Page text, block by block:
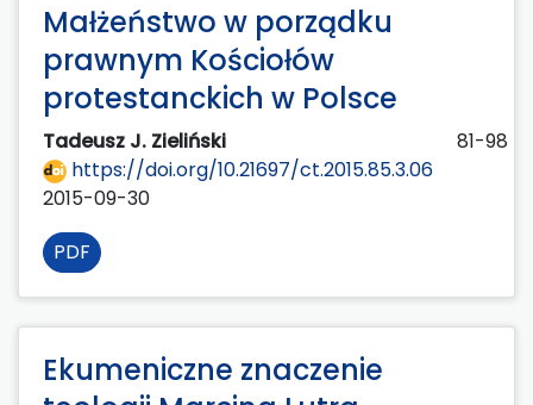
Małżeństwo w porządku
prawnym Kościołów
protestanckich w Polsce
Tadeusz J. Zieliński
81-98
https://doi.org/10.21697/ct.2015.85.3.06
2015-09-30
PDF
Ekumeniczne znaczenie